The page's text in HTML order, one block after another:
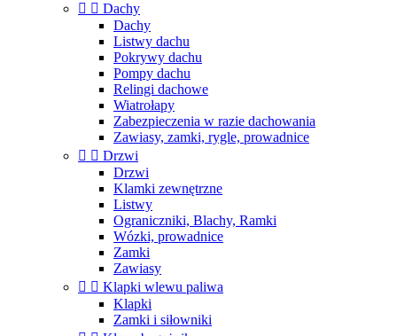
  Dachy
Dachy
Listwy dachu
Pokrywy dachu
Pompy dachu
Relingi dachowe
Wiatrołapy
Zabezpieczenia w razie dachowania
Zawiasy, zamki, rygle, prowadnice
  Drzwi
Drzwi
Klamki zewnętrzne
Listwy
Ograniczniki, Blachy, Ramki
Wózki, prowadnice
Zamki
Zawiasy
  Klapki wlewu paliwa
Klapki
Zamki i siłowniki